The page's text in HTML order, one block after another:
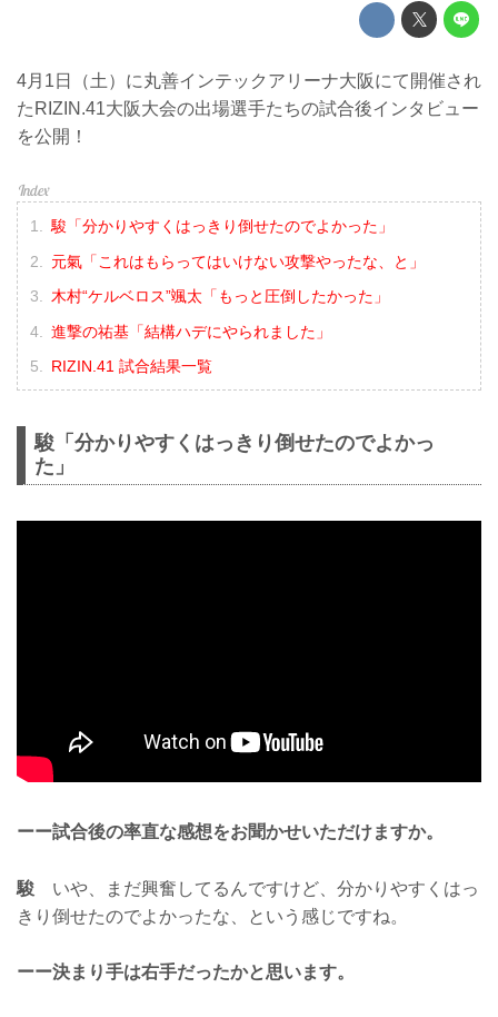
4月1日（土）に丸善インテックアリーナ大阪にて開催され
たRIZIN.41大阪大会の出場選手たちの試合後インタビュー
を公開！
駿「分かりやすくはっきり倒せたのでよかった」
元氣「これはもらってはいけない攻撃やったな、と」
木村“ケルベロス”颯太「もっと圧倒したかった」
進撃の祐基「結構ハデにやられました」
RIZIN.41 試合結果一覧
駿「分かりやすくはっきり倒せたのでよかっ
た」
ーー試合後の率直な感想をお聞かせいただけますか。
駿 いや、まだ興奮してるんですけど、分かりやすくはっ
きり倒せたのでよかったな、という感じですね。
ーー決まり手は右手だったかと思います。